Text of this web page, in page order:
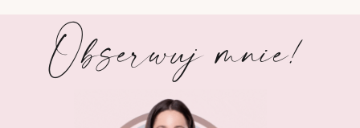
Obserwuj mnie!